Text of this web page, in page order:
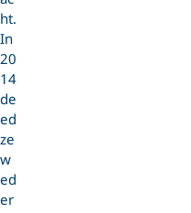
ht.
In
20
14
de
ed
ze
w
ed
er